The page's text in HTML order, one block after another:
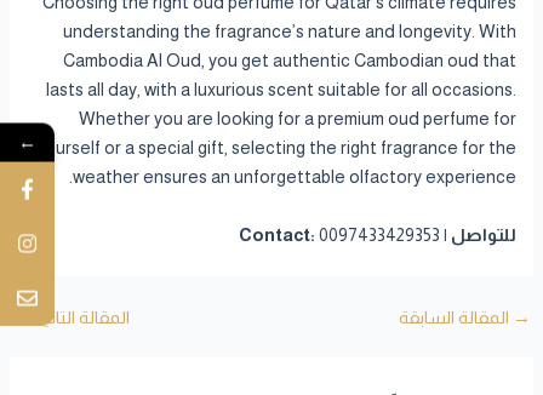
understanding the fragrance’s nature and longevity. With
Cambodia Al Oud, you get authentic Cambodian oud that
lasts all day, with a luxurious scent suitable for all occasions.
Whether you are looking for a premium oud perfume for
yourself or a special gift, selecting the right fragrance for the
weather ensures an unforgettable olfactory experience.
للتواصل | Contact: 0097433429353
→ المقالة السابقة المقالة التالية
←